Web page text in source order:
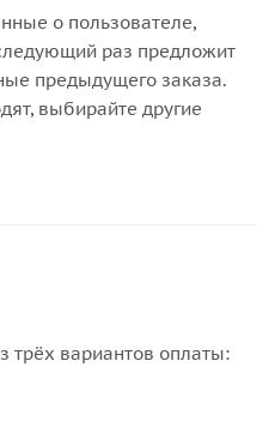
о пользователе,
раз предложит
предыдущего заказа.
выбирайте другие
трёх вариантов оплаты: